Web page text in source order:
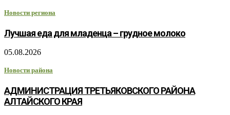
Новости региона
Лучшая еда для младенца – грудное молоко
05.08.2026
Новости района
АДМИНИСТРАЦИЯ ТРЕТЬЯКОВСКОГО РАЙОНА
АЛТАЙСКОГО КРАЯ